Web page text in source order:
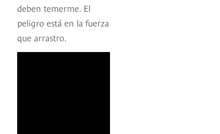
deben temerme. El
peligro está en la fuerza
que arrastro.